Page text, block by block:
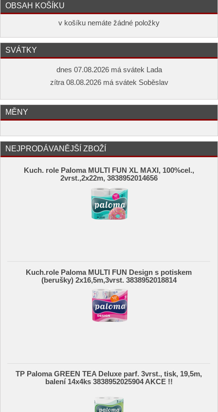
OBSAH KOŠÍKU
v košíku nemáte žádné položky
SVÁTKY
dnes 07.08.2026 má svátek Lada
zítra 08.08.2026 má svátek Soběslav
MĚNY
NEJPRODÁVANĚJŠÍ ZBOŽÍ
Kuch. role Paloma MULTI FUN XL MAXI, 100%cel.,
2vrst.,2x22m, 3838952014656
Kuch.role Paloma MULTI FUN Design s potiskem
(berušky) 2x16,5m,3vrst. 3838952018814
TP Paloma GREEN TEA Deluxe parf. 3vrst., tisk, 19,5m,
balení 14x4ks 3838952025904 AKCE !!